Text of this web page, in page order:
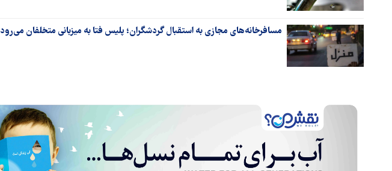
مسافرخانه‌های مجازی به استقبال گردشگران؛ پلیس فتا به میزبانی متخلفان می‌رود